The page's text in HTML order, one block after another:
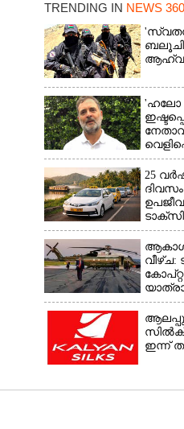
വാത്തുരുത്തിയിൽ
TRENDING IN NEWS 360
'ഹലോ
ഗാന്ധി
25
വീഴ്‌ച:
ഇന്ന്